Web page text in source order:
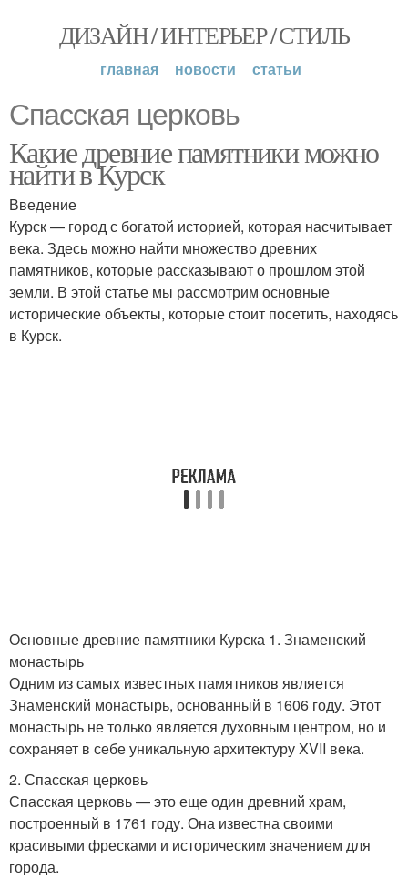
ДИЗАЙН / ИНТЕРЬЕР / СТИЛЬ
главная новости статьи
Спасская церковь
Какие древние памятники можно
найти в Курск
Введение
Курск — город с богатой историей, которая насчитывает
века. Здесь можно найти множество древних
памятников, которые рассказывают о прошлом этой
земли. В этой статье мы рассмотрим основные
исторические объекты, которые стоит посетить, находясь
в Курск.
Основные древние памятники Курска 1. Знаменский
монастырь
Одним из самых известных памятников является
Знаменский монастырь, основанный в 1606 году. Этот
монастырь не только является духовным центром, но и
сохраняет в себе уникальную архитектуру XVII века.
2. Спасская церковь
Спасская церковь — это еще один древний храм,
построенный в 1761 году. Она известна своими
красивыми фресками и историческим значением для
города.